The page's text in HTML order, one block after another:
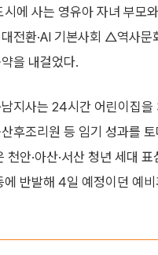
시에 사는 영유아 자녀 부
전환·AI 기본사회 △역사
을 내걸었다.
지사는 24시간 어린이집
후조리원 등 임기 성과를
안·아산·서산 청년 세대
에 반발해 4일 예정이던 예